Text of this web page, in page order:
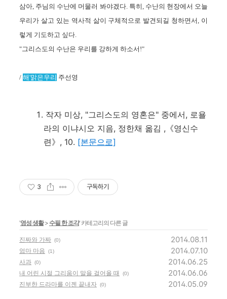
삼아, 주님의 수난에 머물러 봐야겠다.특히, 수난의 현장에서 오늘
우리가 살고 있는 역사적 삶이 구체적으로 발견되길 청하면서, 이
렇게 기도하고 싶다.
"그리스도의 수난은 우리를 강하게 하소서!"
/ 해'맑은우리 주선영
작자 미상, "그리스도의 영혼은" 중에서, 로욜
라의 이냐시오 지음, 정한채 옮김 ,《영신수
련》 , 10. [본문으로]
3 구독하기
'영성 생활> 수필 한 조각' 카테고리의 다른 글
진짜와 가짜 (0) 2014.08.11
엄마 마음 (1) 2014.07.10
사과 (0) 2014.06.25
내 어린 시절 그리움이 말을 걸어올 때 (0) 2014.06.06
진부한 드라마를 이젠 끝내자 (0) 2014.05.09